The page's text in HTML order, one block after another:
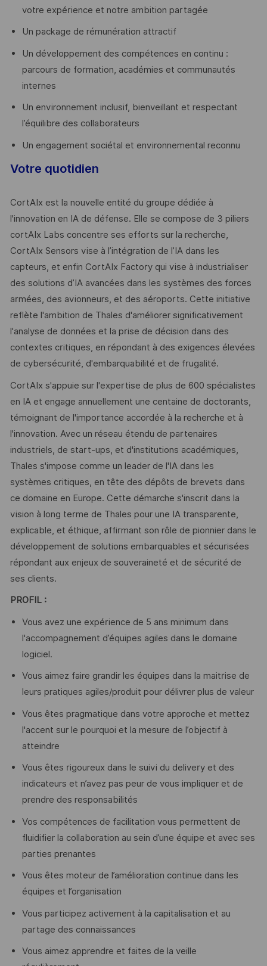
votre expérience et notre ambition partagée
Un package de rémunération attractif
Un développement des compétences en continu :
parcours de formation, académies et communautés
internes
Un environnement inclusif, bienveillant et respectant
l’équilibre des collaborateurs
Un engagement sociétal et environnemental reconnu
Votre quotidien
CortAIx est la nouvelle entité du groupe dédiée à
l'innovation en IA de défense. Elle se compose de 3 piliers
cortAIx Labs concentre ses efforts sur la recherche,
CortAIx Sensors vise à l’intégration de l’IA dans les
capteurs, et enfin CortAIx Factory qui vise à industrialiser
des solutions d’IA avancées dans les systèmes des forces
armées, des avionneurs, et des aéroports. Cette initiative
reflète l'ambition de Thales d'améliorer significativement
l'analyse de données et la prise de décision dans des
contextes critiques, en répondant à des exigences élevées
de cybersécurité, d'embarquabilité et de frugalité.
CortAIx s'appuie sur l'expertise de plus de 600 spécialistes
en IA et engage annuellement une centaine de doctorants,
témoignant de l'importance accordée à la recherche et à
l'innovation. Avec un réseau étendu de partenaires
industriels, de start-ups, et d'institutions académiques,
Thales s'impose comme un leader de l'IA dans les
systèmes critiques, en tête des dépôts de brevets dans
ce domaine en Europe. Cette démarche s'inscrit dans la
vision à long terme de Thales pour une IA transparente,
explicable, et éthique, affirmant son rôle de pionnier dans le
développement de solutions embarquables et sécurisées
répondant aux enjeux de souveraineté et de sécurité de
ses clients.
PROFIL :
Vous avez une expérience de 5 ans minimum dans
l'accompagnement d’équipes agiles dans le domaine
logiciel.
Vous aimez faire grandir les équipes dans la maitrise de
leurs pratiques agiles/produit pour délivrer plus de valeur
Vous êtes pragmatique dans votre approche et mettez
l'accent sur le pourquoi et la mesure de l’objectif à
atteindre
Vous êtes rigoureux dans le suivi du delivery et des
indicateurs et n’avez pas peur de vous impliquer et de
prendre des responsabilités
Vos compétences de facilitation vous permettent de
fluidifier la collaboration au sein d’une équipe et avec ses
parties prenantes
Vous êtes moteur de l’amélioration continue dans les
équipes et l’organisation
Vous participez activement à la capitalisation et au
partage des connaissances
Vous aimez apprendre et faites de la veille